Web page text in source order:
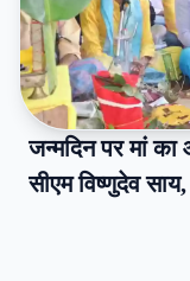
जन्मदिन पर मां
सीएम विष्णुदेव